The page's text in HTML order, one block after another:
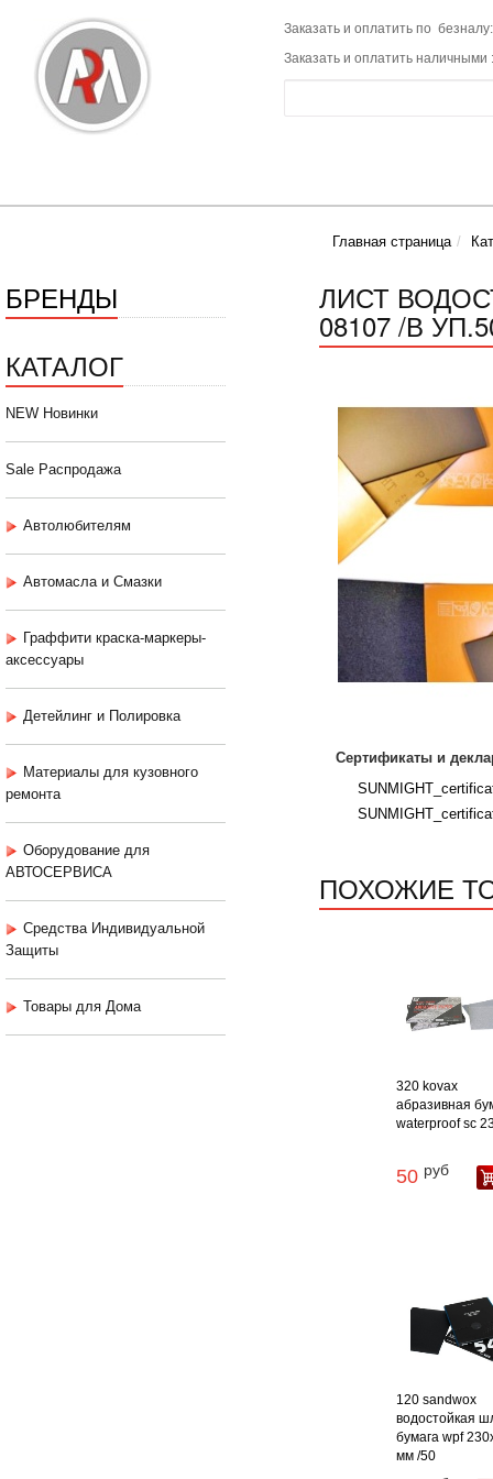
Заказать и оплатить по
Заказать и оплатить наличными
Главная страница
БРЕНДЫ
КАТАЛОГ
NEW Новинки
Sale Распродажа
Автолюбителям
Автомасла и Смазки
Граффити краска-маркеры-
аксессуары
Детейлинг и Полировка
Материалы для кузовного
ремонта
Оборудование для
АВТОСЕРВИСА
Средства Индивидуальной
Защиты
Товары для Дома
ЛИСТ
08107 /В
Сертификаты и
ПОХОЖИЕ
320 kovax
абразивная
waterproof sc
50 руб
120 sandwox
водостойкая
бумага wpf
мм /50